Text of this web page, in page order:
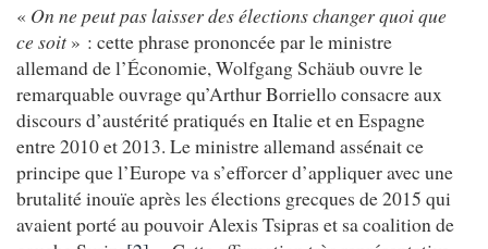
« On ne peut pas laisser des élections changer quoi que
ce soit » : cette phrase prononcée par le ministre
allemand de l’Économie, Wolfgang Schäub ouvre le
remarquable ouvrage qu’Arthur Borriello consacre aux
discours d’austérité pratiqués en Italie et en Espagne
entre 2010 et 2013. Le ministre allemand assénait ce
principe que l’Europe va s’efforcer d’appliquer avec une
brutalité inouïe après les élections grecques de 2015 qui
avaient porté au pouvoir Alexis Tsipras et sa coalition de